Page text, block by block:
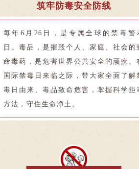
筑牢防毒安全防线
每年6月26日，是专属全球的禁毒警
日。毒品，是摧毁个人、家庭、社会的
命毒药，是危害世界公共安全的顽疾。
国际禁毒日来临之际，带大家全面了解
毒日由来、毒品致命危害，掌握科学拒
方法，守住生命净土。